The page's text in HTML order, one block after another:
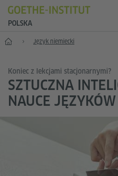
POLSKA
Start Język niemiecki
Koniec z lekcjami stacjonarnymi?
SZTUCZNA
NAUCE JĘZYKÓW